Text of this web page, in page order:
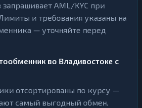
AML/KYC при
и требования указаны на
— уточняйте перед
во Владивостоке с
отсортированы по курсу —
самый выгодный обмен.